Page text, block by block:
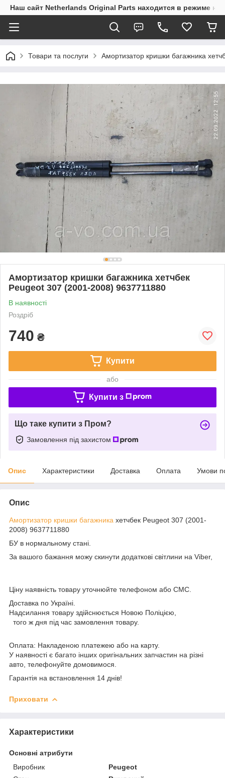
Наш сайт Netherlands Original Parts находится в режиме
Товари та послуги Амортизатор кришки багажника
Амортизатор кришки багажника хетчбек
Peugeot 307 (2001-2008) 9637711880
В наявності
Роздріб
740 ₴
Купити
або
Купити з
Що таке купити з Пром?
Замовлення під захистом
Опис Характеристики Доставка Оплата Умови
Опис
Амортизатор кришки багажника хетчбек Peugeot 307 (2001-
2008) 9637711880
БУ в нормальному стані.
За вашого бажання можу скинути додаткові світлини на Viber,
Ціну наявність товару уточнюйте телефоном або СМС.
Доставка по Україні.
Надсилання товару здійснюється Новою Поліцією,
того ж дня під час замовлення товару.
Оплата: Накладеною платежею або на карту.
У наявності є багато інших оригінальних запчастин на різні
авто, телефонуйте домовимося.
Гарантія на встановлення 14 днів!
Приховати
Характеристики
Основні атрибути
Виробник
Peugeot